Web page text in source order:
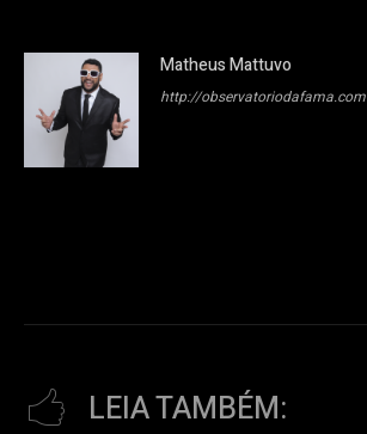
Matheus Mattuvo
http://observatoriodafama.com
LEIA TAMBÉM: